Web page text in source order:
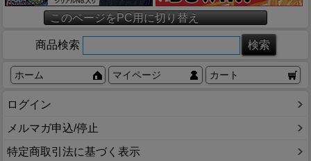
このページをPC用に切り替え
商品検索
ホーム マイページ カート
ログイン
メルマガ申込/停止
特定商取引法に基づく表示